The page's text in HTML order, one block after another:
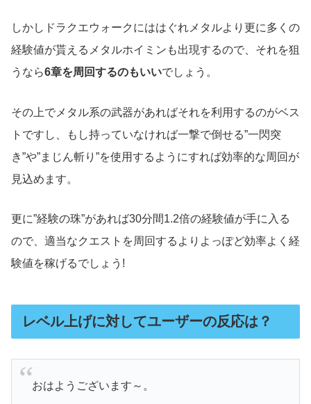
しかしドラクエウォークにははぐれメタルより更に多くの
経験値が貰えるメタルホイミンも出現するので、それを狙
うなら6章を周回するのもいいでしょう。
その上でメタル系の武器があればそれを利用するのがベス
トですし、もし持っていなければ一撃で倒せる”一閃突
き”や”まじん斬り”を使用するようにすれば効率的な周回が
見込めます。
更に”経験の珠”があれば30分間1.2倍の経験値が手に入る
ので、適当なクエストを周回するよりよっぽど効率よく経
験値を稼げるでしょう!
レベル上げに対してユーザーの反応は？
おはようございます～。